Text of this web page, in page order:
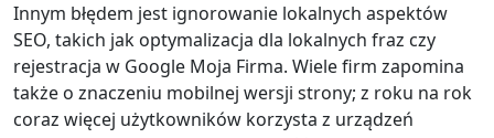
Innym błędem jest ignorowanie lokalnych aspektów
SEO, takich jak optymalizacja dla lokalnych fraz czy
rejestracja w Google Moja Firma. Wiele firm zapomina
także o znaczeniu mobilnej wersji strony; z roku na rok
coraz więcej użytkowników korzysta z urządzeń